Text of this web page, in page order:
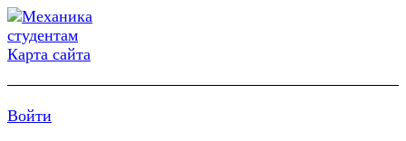
Карта сайта
Войти